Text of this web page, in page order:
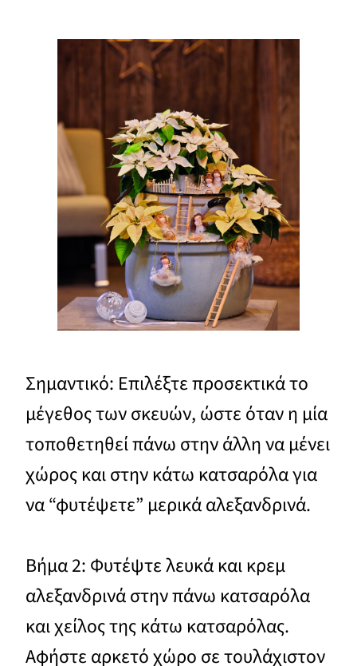
Σημαντικό: Επιλέξτε προσεκτικά το
μέγεθος των σκευών, ώστε όταν η μία
τοποθετηθεί πάνω στην άλλη να μένει
χώρος και στην κάτω κατσαρόλα για
να “φυτέψετε” μερικά αλεξανδρινά.
Βήμα 2: Φυτέψτε λευκά και κρεμ
αλεξανδρινά στην πάνω κατσαρόλα
και χείλος της κάτω κατσαρόλας.
Αφήστε αρκετό χώρο σε τουλάχιστον